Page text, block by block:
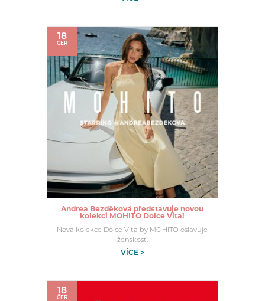
18
ČER
Andrea Bezděková představuje novou
kolekci MOHITO Dolce Vita!
Nová kolekce Dolce Vita by MOHITO oslavuje
ženskost.
VÍCE >
18
ČER